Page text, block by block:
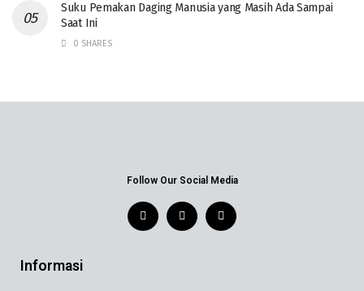
‎Suku Pemakan Daging Manusia yang Masih Ada Sampai
Saat Ini
0 SHARES
Follow Our Social Media
Informasi